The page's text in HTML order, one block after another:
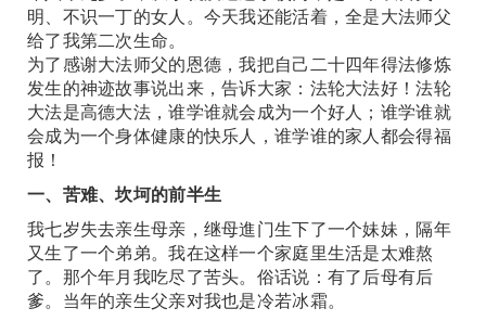
明、不识一丁的女人。今天我还能活着，全是大法师父
给了我第二次生命。
为了感谢大法师父的恩德，我把自己二十四年得法修炼
发生的神迹故事说出来，告诉大家：法轮大法好！法轮
大法是高德大法，谁学谁就会成为一个好人；谁学谁就
会成为一个身体健康的快乐人，谁学谁的家人都会得福
报！
一、苦难、坎坷的前半生
我七岁失去亲生母亲，继母進门生下了一个妹妹，隔年
又生了一个弟弟。我在这样一个家庭里生活是太难熬
了。那个年月我吃尽了苦头。俗话说：有了后母有后
爹。当年的亲生父亲对我也是冷若冰霜。